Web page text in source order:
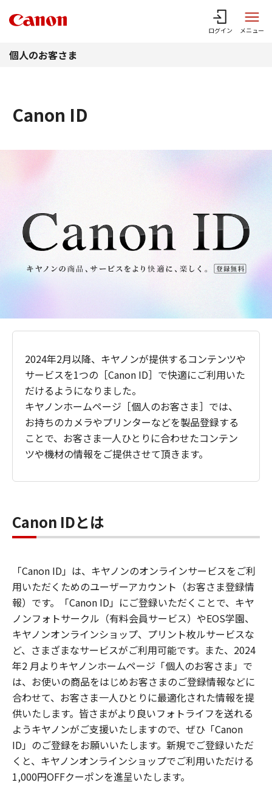
ログイン メニュー
個人のお客さま
Canon ID
2024年2月以降、キヤノンが提供するコンテンツや
サービスを1つの［Canon ID］で快適にご利用いた
だけるようになりました。
キヤノンホームページ［個人のお客さま］では、
お持ちのカメラやプリンターなどを製品登録する
ことで、お客さま一人ひとりに合わせたコンテン
ツや機材の情報をご提供させて頂きます。
Canon IDとは
「Canon ID」は、キヤノンのオンラインサービスをご利
用いただくためのユーザーアカウント（お客さま登録情
報）です。「Canon ID」にご登録いただくことで、キヤ
ノンフォトサークル（有料会員サービス）やEOS学園、
キヤノンオンラインショップ、プリント枚ルサービスな
ど、さまざまなサービスがご利用可能です。また、2024
年2 月よりキヤノンホームページ「個人のお客さま」で
は、お使いの商品をはじめお客さまのご登録情報などに
合わせて、お客さま一人ひとりに最適化された情報を提
供いたします。皆さまがより良いフォトライフを送れる
ようキヤノンがご支援いたしますので、ぜひ「Canon
ID」のご登録をお願いいたします。新規でご登録いただ
くと、キヤノンオンラインショップでご利用いただける
1,000円OFFクーポンを進呈いたします。